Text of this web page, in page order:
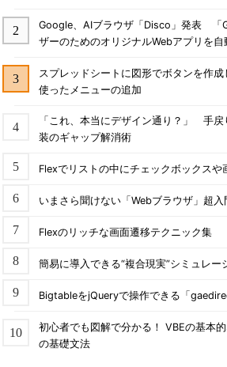
Google、AIブラウザ「Disco」発表 「
ザーのためのオリジナルWebアプリを自
スプレッドシートに図形でボタンを作
使ったメニューの追加
「これ、本当にデザイン通り？」 手
装のギャップ解消術
Flexでリストの中にチェックボックスや
いまさら聞けない「Webブラウザ」超入
Flexのリッチな画面遷移テクニック集
簡易に導入できる“複合現実”シミュレー
BigtableをjQueryで操作できる「
初心者でも図解で分かる！ VBEの基本
の基礎文法